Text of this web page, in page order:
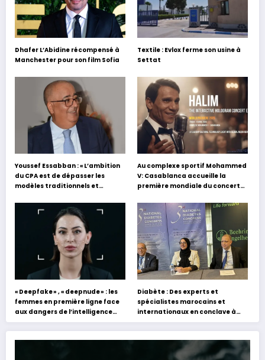
Dhafer L’Abidine récompensé à
Manchester pour son film Sofia
Textile : Evlox ferme son usine à
Settat
Youssef Essabban : « L’ambition
du CPA est de dépasser les
modèles traditionnels et
s’appuyant sur le partage des
expériences »
Au complexe sportif Mohammed
V: Casablanca accueille la
première mondiale du concert
Hafez
« Deepfake » , « deepnude » : les
femmes en première ligne face
aux dangers de l’intelligence
artificielle
Diabète : Des experts et
spécialistes marocains et
internationaux en conclave à
Tanger